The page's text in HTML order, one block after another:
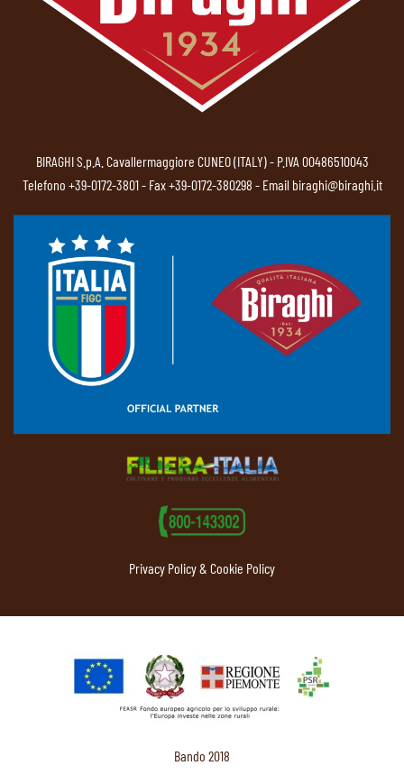
BIRAGHI S.p.A. Cavallermaggiore CUNEO (ITALY) - P.IVA 00486510043
Telefono +39-0172-3801- Fax +39-0172-380298 - Email biraghi@biraghi.it
Privacy Policy & Cookie Policy
Bando 2018